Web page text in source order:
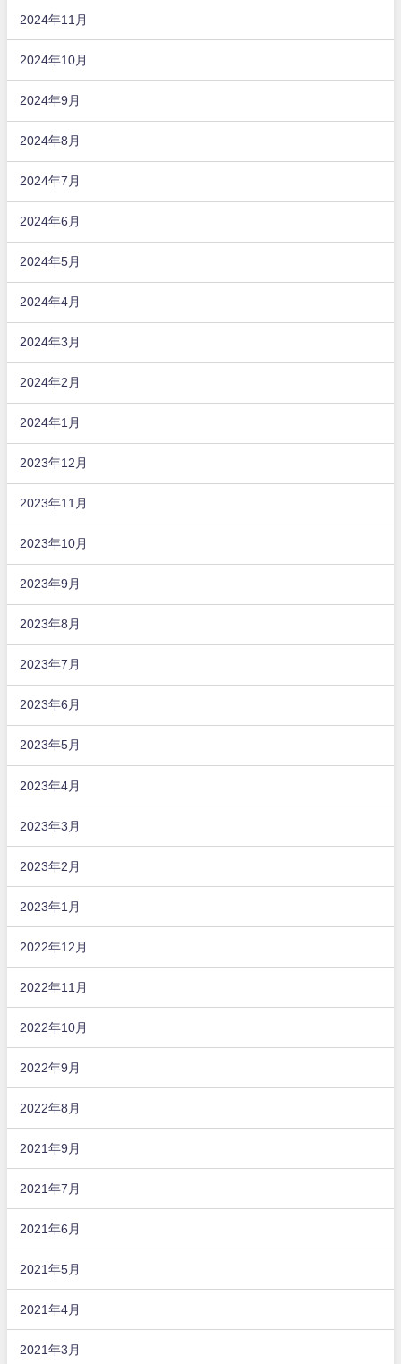
2024年11月
2024年10月
2024年9月
2024年8月
2024年7月
2024年6月
2024年5月
2024年4月
2024年3月
2024年2月
2024年1月
2023年12月
2023年11月
2023年10月
2023年9月
2023年8月
2023年7月
2023年6月
2023年5月
2023年4月
2023年3月
2023年2月
2023年1月
2022年12月
2022年11月
2022年10月
2022年9月
2022年8月
2021年9月
2021年7月
2021年6月
2021年5月
2021年4月
2021年3月